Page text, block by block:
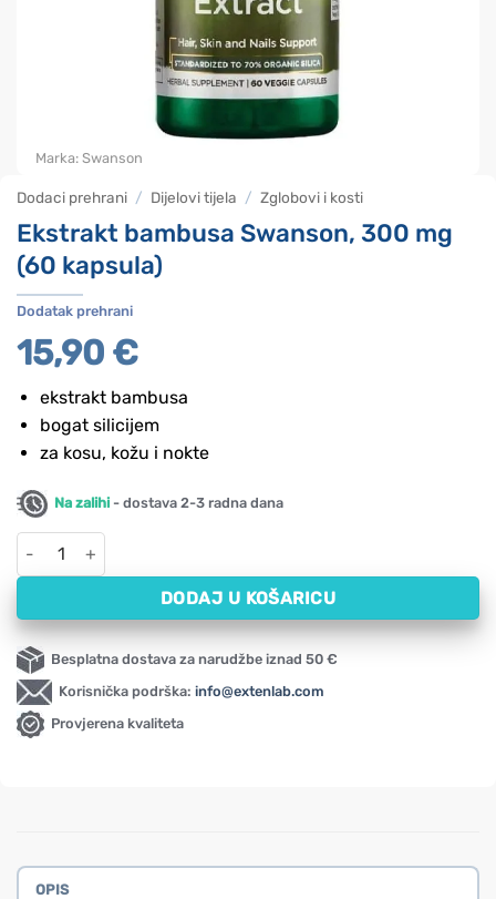
Dodaci prehrani / Dijelovi tijela / Zglobovi i kosti
Ekstrakt bambusa Swanson, 300 mg
(60 kapsula)
Dodatak prehrani
15,90 €
ekstrakt bambusa
bogat silicijem
za kosu, kožu i nokte
Na zalihi - dostava 2-3 radna dana
Ekstrakt bambusa Swanson, 300 mg (60 kapsula) količina
DODAJ U KOŠARICU
Besplatna dostava za narudžbe iznad 50 €
Korisnička podrška: info@extenlab.com
Provjerena kvaliteta
Marka: Swanson
OPIS